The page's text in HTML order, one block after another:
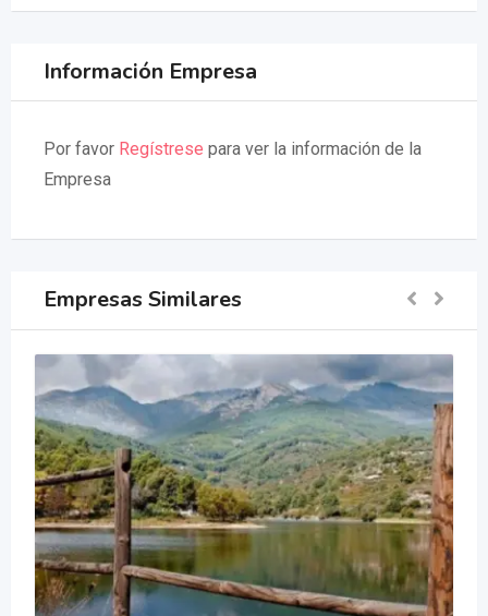
Información Empresa
Por favor Regístrese para ver la información de la
Empresa
Empresas Similares